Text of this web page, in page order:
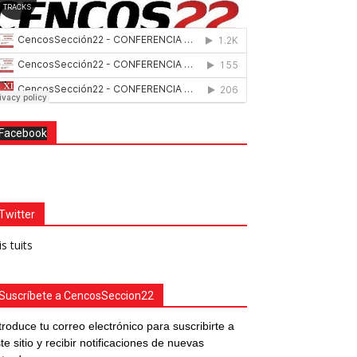
Facebook
tuits
a CencosSeccion22
tu correo electrónico para suscribirte a
sitio y recibir notificaciones de nuevas